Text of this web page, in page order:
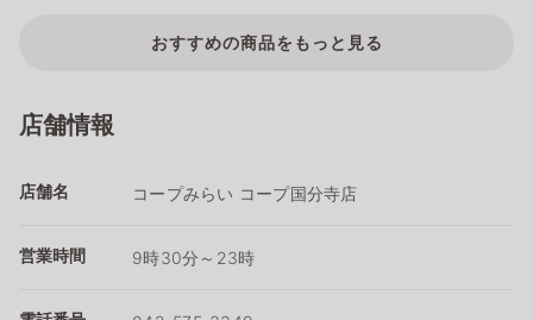
おすすめの商品をもっと見る
店舗情報
店舗名 コープみらい コープ国分寺店
営業時間 9時30分～23時